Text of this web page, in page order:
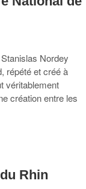
Nordey
répété et créé à
véritablement
création entre les
Rhin